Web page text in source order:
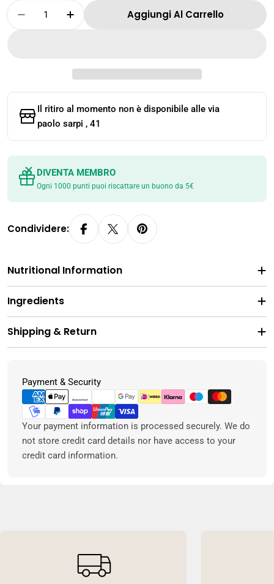
Quantità
Diminuisci La Quantità Per Liquore Di
Aumenta La Quantità Per Liquore
Aggiungi Al Carrello
Il ritiro al momento non è disponibile alle via
paolo sarpi , 41
DIVENTA MEMBRO
Ogni 1000 punti puoi riscattare un buono da 5€
Condividere:
Nutritional Information
Ingredients
Shipping & Return
Payment & Security
Metodi
pagamento
Your payment information is processed securely. We do
not store credit card details nor have access to your
credit card information.